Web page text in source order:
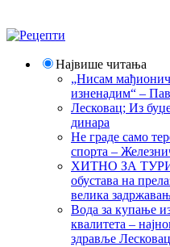
Највише читања
„Нисам
изненадим“ –
Лесковац; Из
динара
Не граде само
спорта –
ХИТНО ЗА
обустава на
велика
Вода за купање
квалитета –
здравље Лесковац